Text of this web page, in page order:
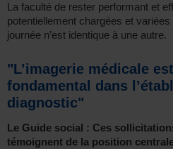
La faculté de rester performant et
potentiellement chargées et
journée n’est identique à une autre.
"L’imagerie médicale
fondamental dans
diagnostic"
Le Guide social : Ces
témoignent de la position